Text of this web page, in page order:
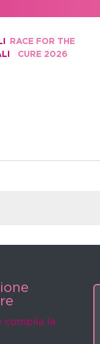
RACE FOR THE
CURE 2026
compila la